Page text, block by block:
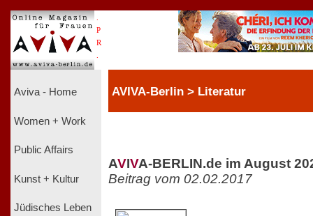
P
R
Aviva - Home
Women + Work
Public Affairs
Kunst + Kultur
Jüdisches Leben
AVIVA-Berlin > Literatur
AVIVA-BERLIN.de im August
Beitrag vom 02.02.2017